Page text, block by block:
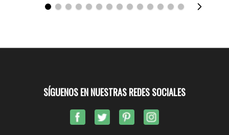
SÍGUENOS EN NUESTRAS REDES SOCIALES